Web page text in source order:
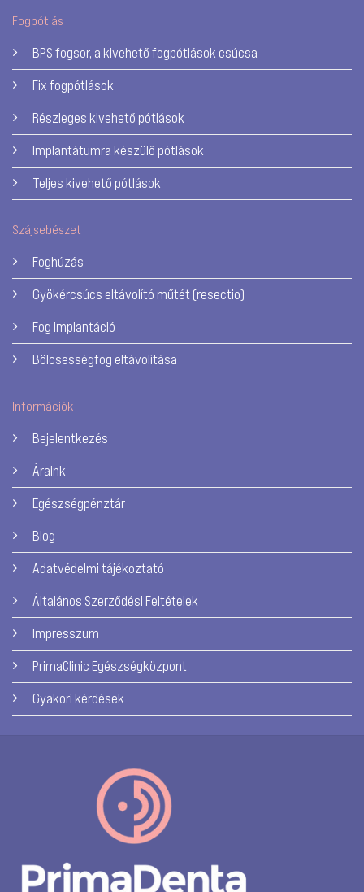
Fogpótlás
BPS fogsor, a kivehető fogpótlások csúcsa
Fix fogpótlások
Részleges kivehető pótlások
Implantátumra készülő pótlások
Teljes kivehető pótlások
Szájsebészet
Foghúzás
Gyökércsúcs eltávolító műtét (resectio)
Fog implantáció
Bölcsességfog eltávolítása
Információk
Bejelentkezés
Áraink
Egészségpénztár
Blog
Adatvédelmi tájékoztató
Általános Szerződési Feltételek
Impresszum
PrimaClinic Egészségközpont
Gyakori kérdések